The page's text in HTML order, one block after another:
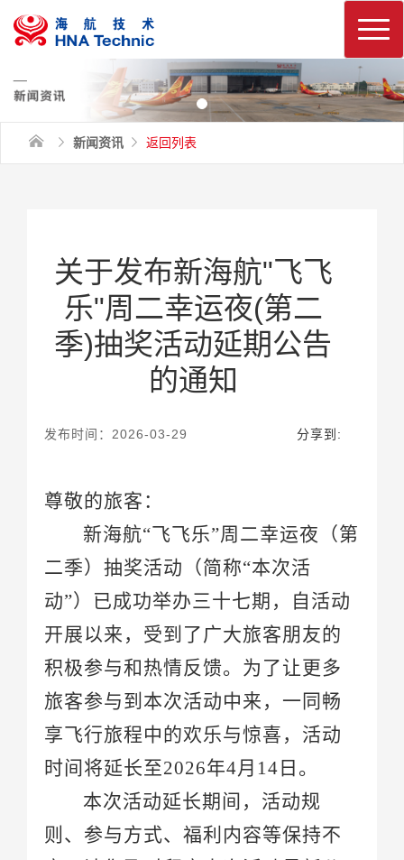
换
新闻资讯 返回列表
的通知
发布时间：2026-03-29 分享到:
尊敬的旅客：
新海航“飞飞乐”周二幸运夜 （
二季）抽奖活动（简称“本次
动”）已成功举办三十七
时间将延长至2026年4月 14 日。
本次活动延长